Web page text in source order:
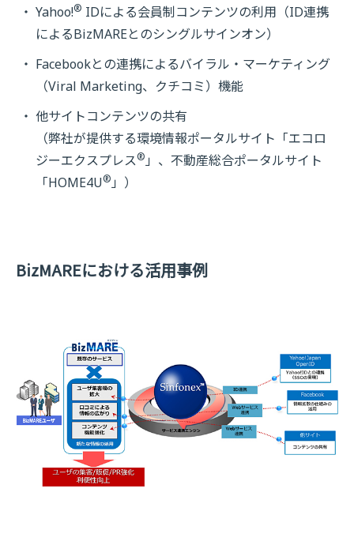
Yahoo!® IDによる会員制コンテンツの利用（ID連携
によるBizMAREとのシングルサインオン）
Facebookとの連携によるバイラル・マーケティング
（Viral Marketing、クチコミ）機能
他サイトコンテンツの共有
（弊社が提供する環境情報ポータルサイト「エコロ
ジーエクスプレス® 」、不動産総合ポータルサイト
「HOME4U® 」）
BizMAREにおける活用事例